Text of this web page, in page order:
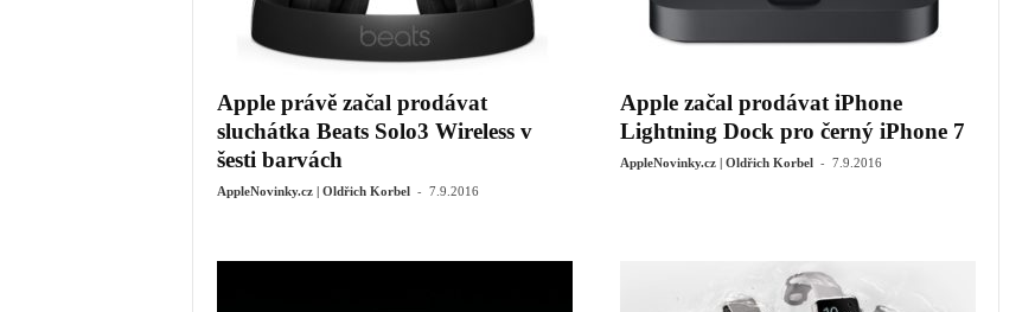
Apple právě začal prodávat
sluchátka Beats Solo3 Wireless v
šesti barvách
AppleNovinky.cz | Oldřich Korbel - 7.9.2016
Apple začal prodávat iPhone
Lightning Dock pro černý iPhone 7
AppleNovinky.cz | Oldřich Korbel - 7.9.2016